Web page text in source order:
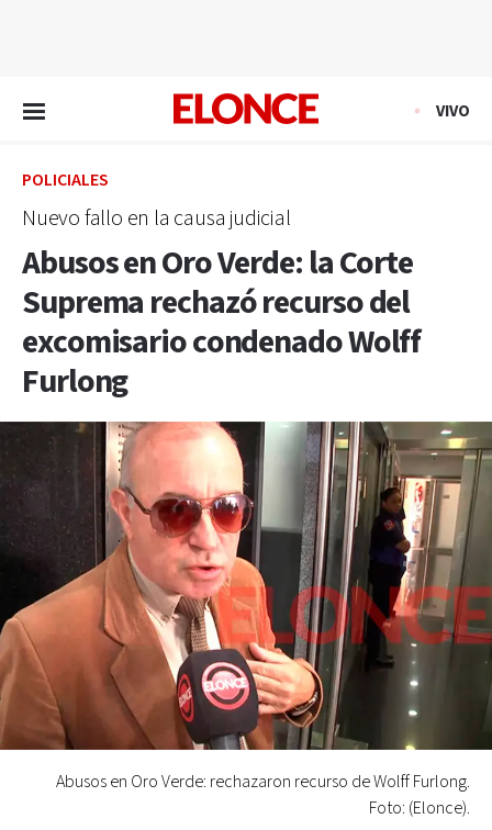
VIVO
POLICIALES
Nuevo fallo en la causa judicial
Abusos en Oro Verde: la Corte
Suprema rechazó recurso del
excomisario condenado Wolff
Furlong
Abusos en Oro Verde: rechazaron recurso de Wolff Furlong.
Foto: (Elonce).